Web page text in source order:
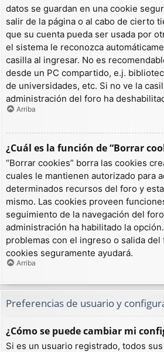
datos se guardan en una cookie
salir de la página o al cabo de cierto
que su cuenta pueda ser usada por
el sistema le reconozca
casilla al ingresar. No es
desde un PC compartido, e.j.
de universidades, etc. Si no ve la
administración del foro ha
Arriba
¿Cuál es la función de “Borrar
“Borrar cookies” borra las cookies
cuales le mantienen autorizado para
determinados recursos del foro y
mismo. Las cookies proveen
seguimiento de la navegación del
administración ha habilitado la
problemas con el ingreso o salida del
cookies seguramente ayudará.
Arriba
Preferencias de usuario y
¿Cómo se puede cambiar mi
Si es un usuario registrado, todos